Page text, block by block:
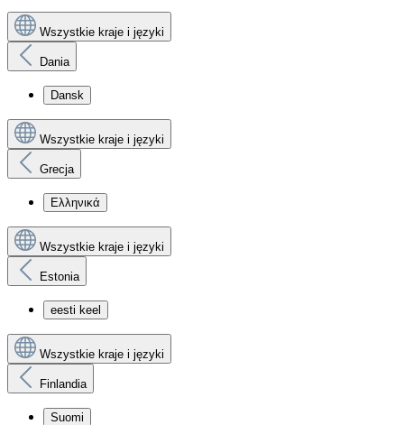
Wszystkie kraje i języki
Dania
Dansk
Wszystkie kraje i języki
Grecja
Ελληνικά
Wszystkie kraje i języki
Estonia
eesti keel
Wszystkie kraje i języki
Finlandia
Suomi